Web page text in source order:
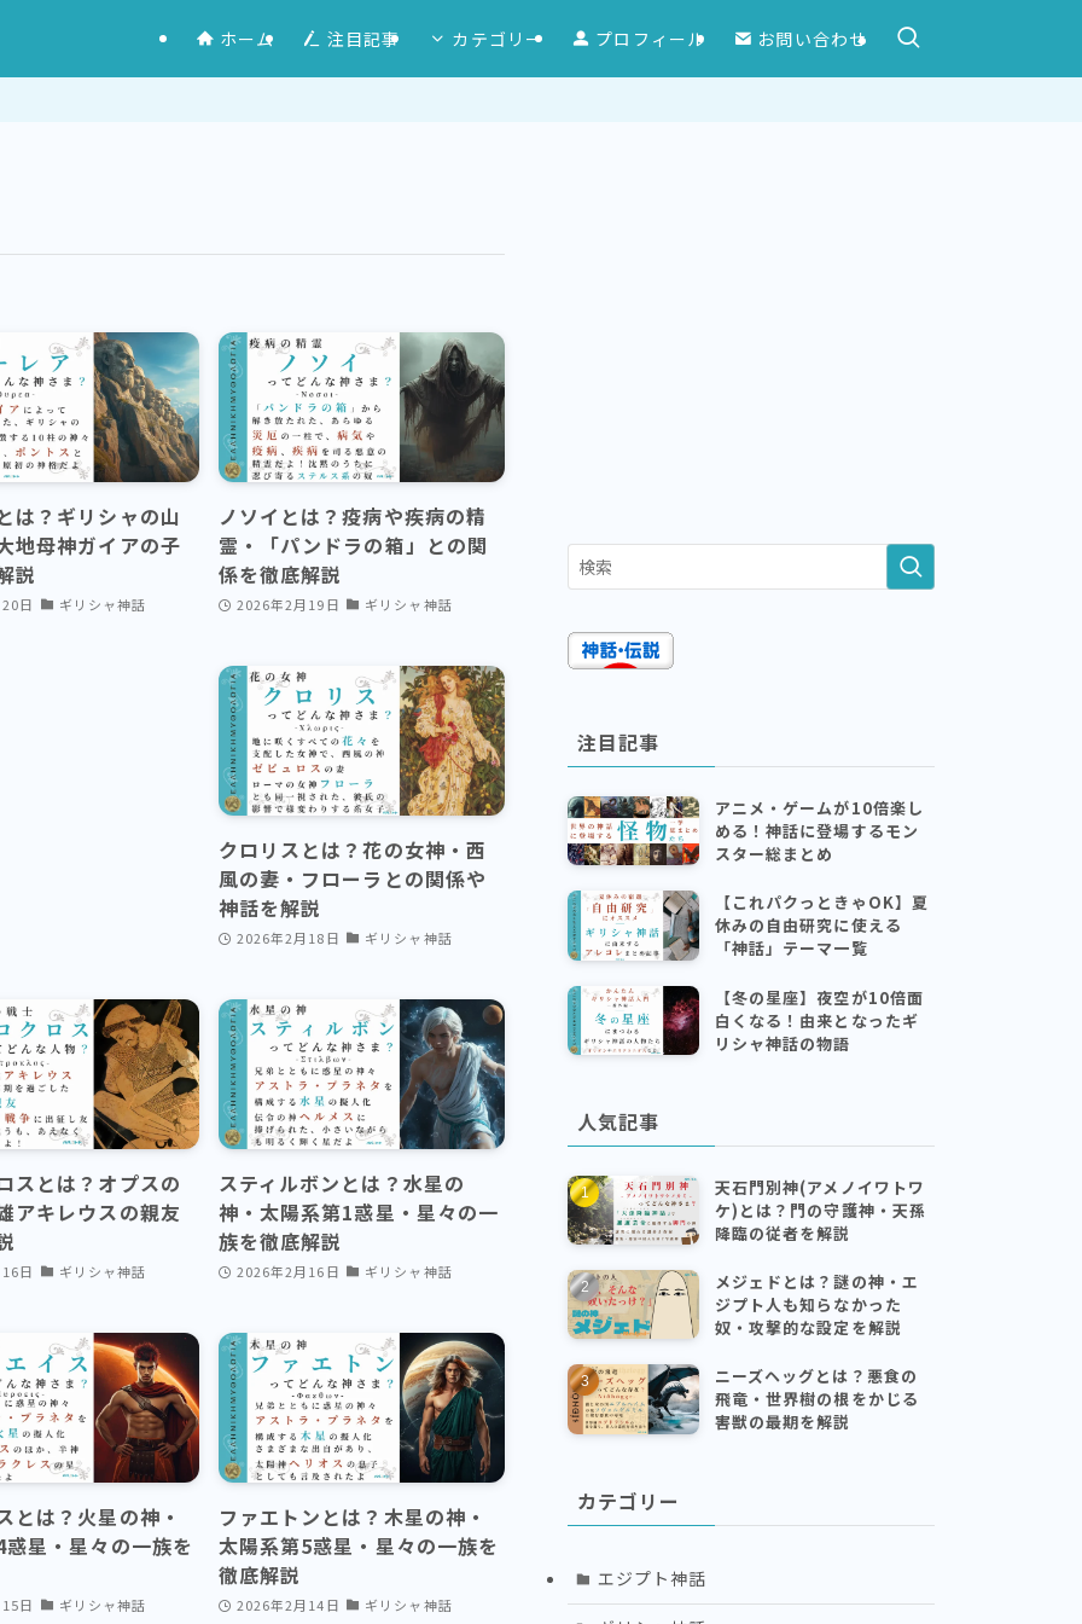
ホーム 注目記事 カテゴリー プロフィール お問い合わせ
は？ギリシャの山
地母神ガイアの子
説
日 ギリシャ神話
ノソイとは？疫病や疾病の精
霊・「パンドラの箱」との関
係を徹底解説
2026年2月19日 ギリシャ神話
クロリスとは？花の女神・西
風の妻・フローラとの関係や
神話を解説
2026年2月18日 ギリシャ神話
スとは？オプスの
アキレウスの親友
日 ギリシャ神話
スティルボンとは？水星の
神・太陽系第1惑星・星々の一
族を徹底解説
2026年2月16日 ギリシャ神話
とは？火星の神・
星・星々の一族を
日 ギリシャ神話
ファエトンとは？木星の神・
太陽系第5惑星・星々の一族を
徹底解説
2026年2月14日 ギリシャ神話
注目記事
アニメ・ゲームが10倍楽し
める！神話に登場するモン
スター総まとめ
【これパクっときゃOK】夏
休みの自由研究に使える
「神話」テーマ一覧
【冬の星座】夜空が10倍面
白くなる！由来となったギ
リシャ神話の物語
人気記事
天石門別神(アメノイワトワ
ケ)とは？門の守護神・天孫
降臨の従者を解説
メジェドとは？謎の神・エ
ジプト人も知らなかった
奴・攻撃的な設定を解説
ニーズヘッグとは？悪食の
飛竜・世界樹の根をかじる
害獣の最期を解説
カテゴリー
エジプト神話